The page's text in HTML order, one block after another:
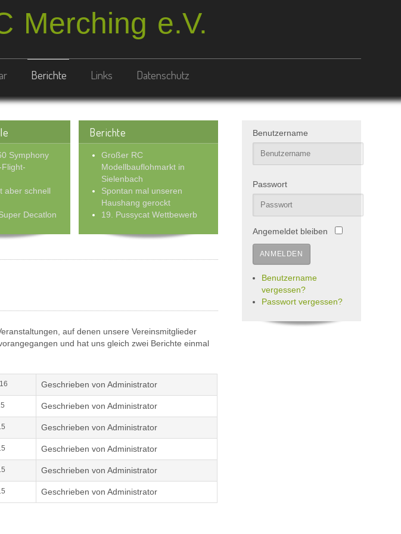
Merching e.V.
Berichte Links Datenschutz
Benutzername
Passwort
Angemeldet bleiben
ANMELDEN
Benutzername
vergessen?
Passwort vergessen?
Berichte
Großer RC
Modellbauflohmarkt in
Sielenbach
Spontan mal unseren
Haushang gerockt
19. Pussycat Wettbewerb
Symphony
Flight-
aber schnell
Decatlon
auf denen unsere Vereinsmitglieder
und hat uns gleich zwei Berichte einmal
Geschrieben von Administrator
Geschrieben von Administrator
Geschrieben von Administrator
Geschrieben von Administrator
Geschrieben von Administrator
Geschrieben von Administrator